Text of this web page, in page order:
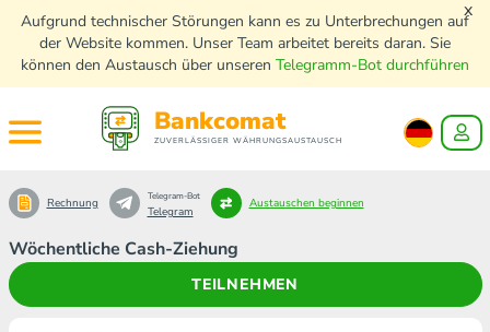
Aufgrund technischer Störungen kann es zu Unterbrechungen auf
der Website kommen. Unser Team arbeitet bereits daran. Sie
können den Austausch über unseren Telegramm-Bot durchführen
x
Bankcomat
ZUVERLÄSSIGER WÄHRUNGSAUSTAUSCH
Wöchentliche Cash-Ziehung
TEILNEHMEN
Rechnung Telegram-Bot
Telegram
Austauschen beginnen